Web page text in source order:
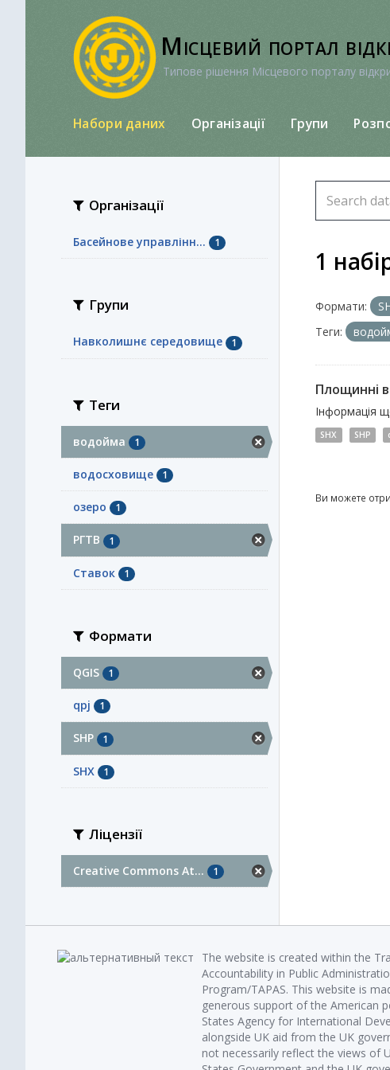
Місцевий портал
Типове рішення Місцевого порталу
Набори даних Організації Групи
Організації
Басейнове управлінн... 1
Групи
Навколишнє середовище 1
Теги
водойма 1
водосховище 1
озеро 1
РГТВ 1
Ставок 1
Формати
QGIS 1
qpj 1
SHP 1
SHX 1
Ліцензії
Creative Commons At... 1
1
Формати:
Теги:
Площинні
Інформація
SHX SHP
Ви можете
The website is created within the
Accountability in Public
Program/TAPAS. This website is
generous support of the American
States Agency for International
alongside UK aid from the UK
not necessarily reflect the views of